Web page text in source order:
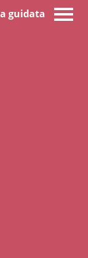
guidata